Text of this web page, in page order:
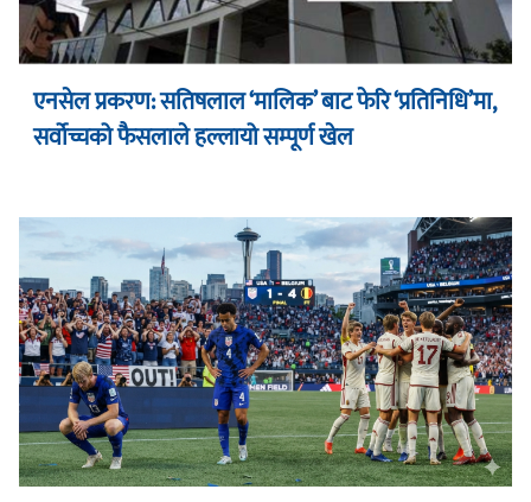
एनसेल प्रकरण: सतिषलाल ‘मालिक’ बाट फेरि ‘प्रतिनिधि’मा,
सर्वोच्चको फैसलाले हल्लायो सम्पूर्ण खेल